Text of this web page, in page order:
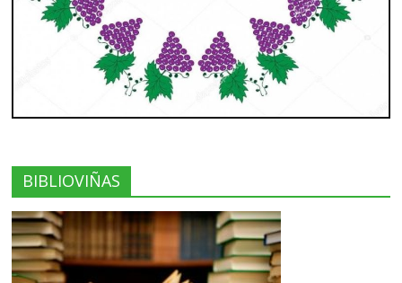
BIBLIOVIÑAS